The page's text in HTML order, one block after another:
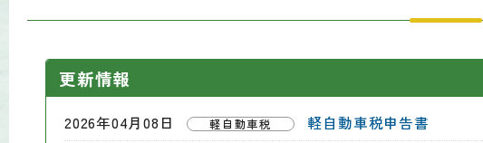
更新情報
2026年04月08日 軽自動車税
軽自動車税申告書